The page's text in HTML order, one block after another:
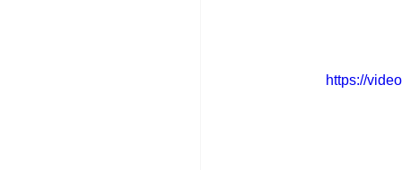
https://